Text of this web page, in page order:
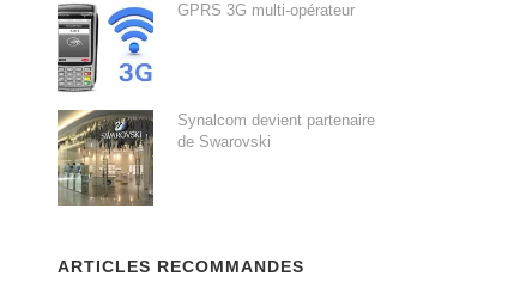
GPRS 3G multi-opérateur
Synalcom devient partenaire
de Swarovski
ARTICLES RECOMMANDES